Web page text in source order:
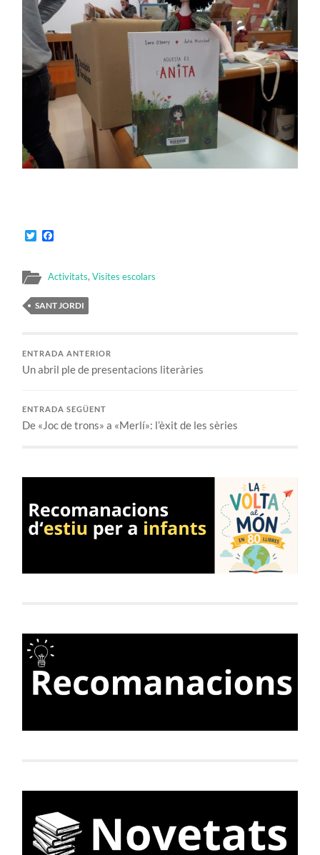
Twitter
Activitats,Visites escolars
SANT JORDI
ENTRADA ANTERIOR
Un abril ple de presentacions literàries
ENTRADA SEGÜENT
De «Joc de trons» a «Merlí»: l’èxit de les sèries